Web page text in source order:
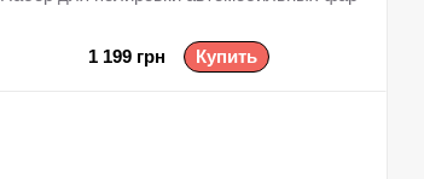
1 199 грн Купить